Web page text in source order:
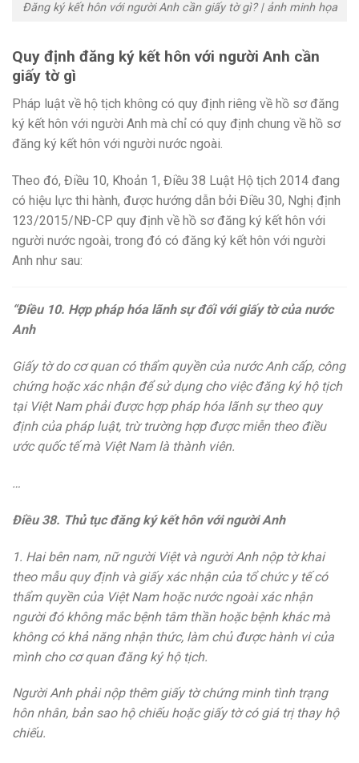
Đăng ký kết hôn với người Anh cần giấy tờ gì? | ảnh minh họa
Quy định đăng ký kết hôn với người Anh cần
giấy tờ gì
Pháp luật về hộ tịch không có quy định riêng về hồ sơ đăng
ký kết hôn với người Anh mà chỉ có quy định chung về hồ sơ
đăng ký kết hôn với người nước ngoài.
Theo đó, Điều 10, Khoản 1, Điều 38 Luật Hộ tịch 2014 đang
có hiệu lực thi hành, được hướng dẫn bởi Điều 30, Nghị định
123/2015/NĐ-CP quy định về hồ sơ đăng ký kết hôn với
người nước ngoài, trong đó có đăng ký kết hôn với người
Anh như sau:
“Điều 10. Hợp pháp hóa lãnh sự đối với giấy tờ của nước
Anh
Giấy tờ do cơ quan có thẩm quyền của nước Anh cấp, công
chứng hoặc xác nhận để sử dụng cho việc đăng ký hộ tịch
tại Việt Nam phải được hợp pháp hóa lãnh sự theo quy
định của pháp luật, trừ trường hợp được miễn theo điều
ước quốc tế mà Việt Nam là thành viên.
…
Điều 38. Thủ tục đăng ký kết hôn với người Anh
1. Hai bên nam, nữ người Việt và người Anh nộp tờ khai
theo mẫu quy định và giấy xác nhận của tổ chức y tế có
thẩm quyền của Việt Nam hoặc nước ngoài xác nhận
người đó không mắc bệnh tâm thần hoặc bệnh khác mà
không có khả năng nhận thức, làm chủ được hành vi của
mình cho cơ quan đăng ký hộ tịch.
Người Anh phải nộp thêm giấy tờ chứng minh tình trạng
hôn nhân, bản sao hộ chiếu hoặc giấy tờ có giá trị thay hộ
chiếu.